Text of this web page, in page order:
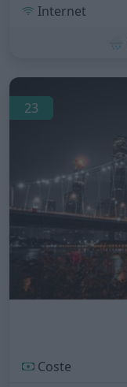
Internet
🌧️
23
Coste